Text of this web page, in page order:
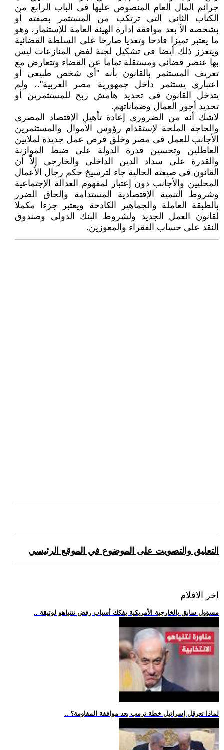
جرائم المال العام المنصوص عليها فى الباب الرابع من
الكتاب الثانى التى ترتكب من المستثمر بصفته أو
بشخصه الاّ بعد موافقة إدارة الهيئة العامة للإستثمار، وهو
ما يعتبر تميزا فادحا وتعديا صارخا على السلطة القضائية
ويتعزز ذلك أيضا فى تشكيل لجنة لفض المنازعات ليس
بها عنصر قضائى ومستقلة تماما عن القضاء وتتعارض مع
تعريف المستثمر بالقانون بأنه "أي شخص طبيعي أو
اعتباري يستثمر داخل جمهورية مصر العربية".، ولم
يتدخل القانون فى تحديد هامش ربح للمستثمرين أو
تحديد أجور العمال وضماناتهم.
لاشك أنه من الضرورى إعادة تأهيل الإقتصاد المصرى
والحاجة الملحة لإستقدام رؤوس الأموال والمستثمرين
الأجانب للعمل فى مصر وخلق فرص عمل جديدة لملايين
العاطلين وتحسين قدرة الدولة على ضبط الموازنة
والقدرة على سداد الدين الداخلى والخارجى إلاّ أن
القانون فى صيغته الحالية جاء لترسيخ حكم رجال الأعمال
المحليين والأجانب دون إعتبار لمفهوم العدالة الإجتماعية
وشروط التنمية الإقتصادية المستدامة وإلحاق الضرر
بالطبقة العاملة والجماهير الكادحة ويعتبر جزءا مكملا
لقانون العمل الجديد ولشروط البنك الدولى وصندوق
النقد على حساب الفقراء والمعوزين.
التعليق والتصويت على الموضوع في الموقع الرئيسي
اخر الافلام
.. مسؤول سابق بالخارجية الأمريكية يفكك أسباب رفض نتنياهو لوثيقة
.. لماذا تعرقل إسرائيل خطة ترمب بعد موافقة المقاومة؟